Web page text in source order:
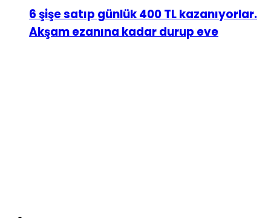
6 şişe satıp günlük 400 TL kazanıyorlar.
Akşam ezanına kadar durup eve